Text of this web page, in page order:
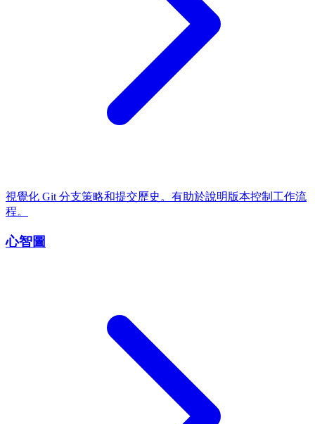
視覺化 Git 分支策略和提交歷史。有助於說明版本控制工作流
程。
心智圖